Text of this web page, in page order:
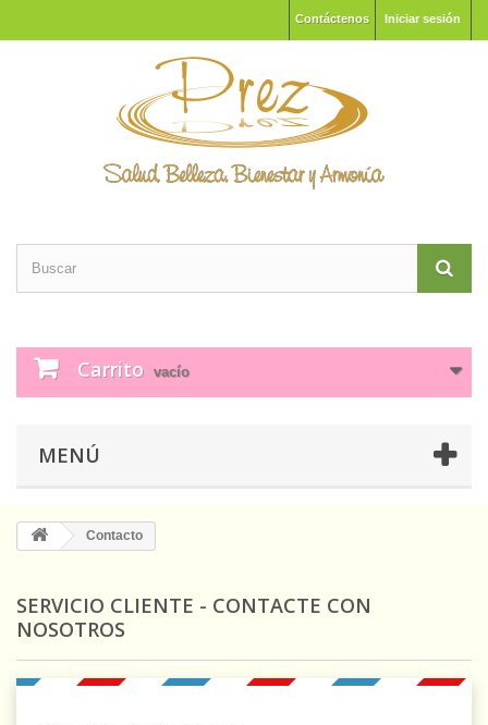
Iniciar sesión
Contáctenos
Carrito vacío
MENÚ
Contacto
SERVICIO CLIENTE - CONTACTE CON
NOSOTROS